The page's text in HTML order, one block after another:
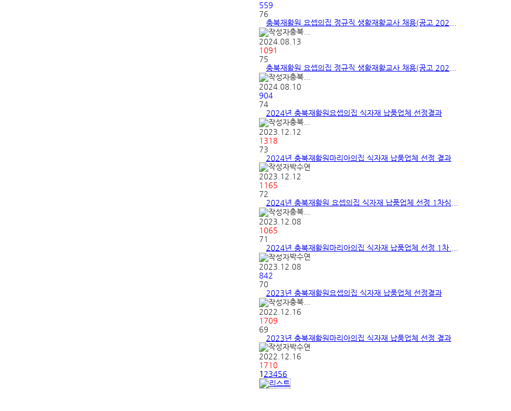
559
76
충북재활원 요셉의집 정규직 생활재활교사 채용(공고 202...
충북...
2024.08.13
1091
75
충북재활원 요셉의집 정규직 생활재활교사 채용(공고 202...
충북...
2024.08.10
904
74
2024년 충북재활원요셉의집 식자재 납품업체 선정결과
충북...
2023.12.12
1318
73
2024년 충북재활원마리아의집 식자재 납품업체 선정 결과
박수연
2023.12.12
1165
72
2024년 충북재활원 요셉의집 식자재 납품업체 선정 1차심...
충북...
2023.12.08
1065
71
2024년 충북재활원마리아의집 식자재 납품업체 선정 1차 ...
박수연
2023.12.08
842
70
2023년 충북재활원요셉의집 식자재 납품업체 선정결과
충북...
2022.12.16
1709
69
2023년 충북재활원마리아의집 식자재 납품업체 선정 결과
박수연
2022.12.16
1710
1 23456